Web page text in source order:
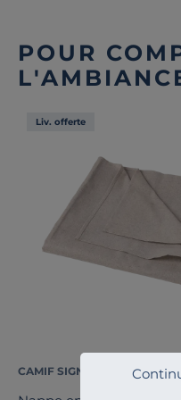
POUR
Liv. offerte
CAMIF SIGNATURE